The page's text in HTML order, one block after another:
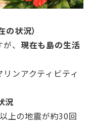
状況）
、 現在も島の生活
ンアクティビティ
況
上の地震が約30回